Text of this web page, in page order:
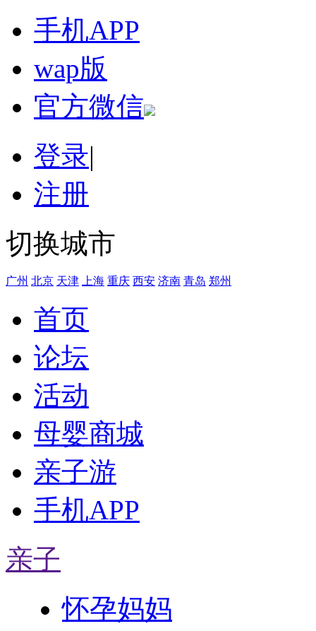
手机APP
wap版
官方微信
登录|
注册
切换城市
广州 北京 天津 上海 重庆 西安 济南 青岛 郑州
首页
论坛
活动
母婴商城
亲子游
手机APP
亲子
怀孕妈妈